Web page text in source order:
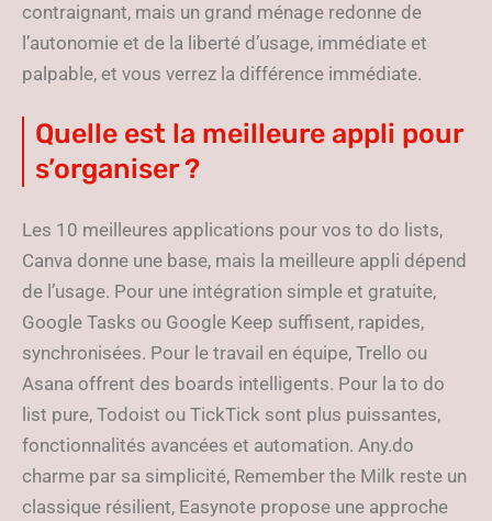
contraignant, mais un grand ménage redonne de
l’autonomie et de la liberté d’usage, immédiate et
palpable, et vous verrez la différence immédiate.
Quelle est la meilleure appli pour
s’organiser ?
Les 10 meilleures applications pour vos to do lists,
Canva donne une base, mais la meilleure appli dépend
de l’usage. Pour une intégration simple et gratuite,
Google Tasks ou Google Keep suffisent, rapides,
synchronisées. Pour le travail en équipe, Trello ou
Asana offrent des boards intelligents. Pour la to do
list pure, Todoist ou TickTick sont plus puissantes,
fonctionnalités avancées et automation. Any.do
charme par sa simplicité, Remember the Milk reste un
classique résilient, Easynote propose une approche